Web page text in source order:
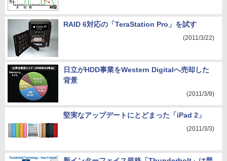
RAID 6対応の「TeraStation Pro」を試す
(2011/3/22)
日立がHDD事業をWestern Digitalへ売却した
背景
(2011/3/9)
堅実なアップデートにとどまった「iPad 2」
(2011/3/3)